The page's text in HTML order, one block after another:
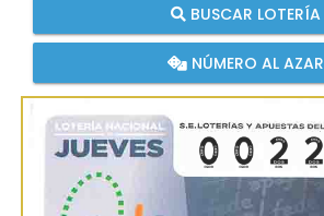
BUSCAR LOTERÍA
NÚMERO AL AZAR